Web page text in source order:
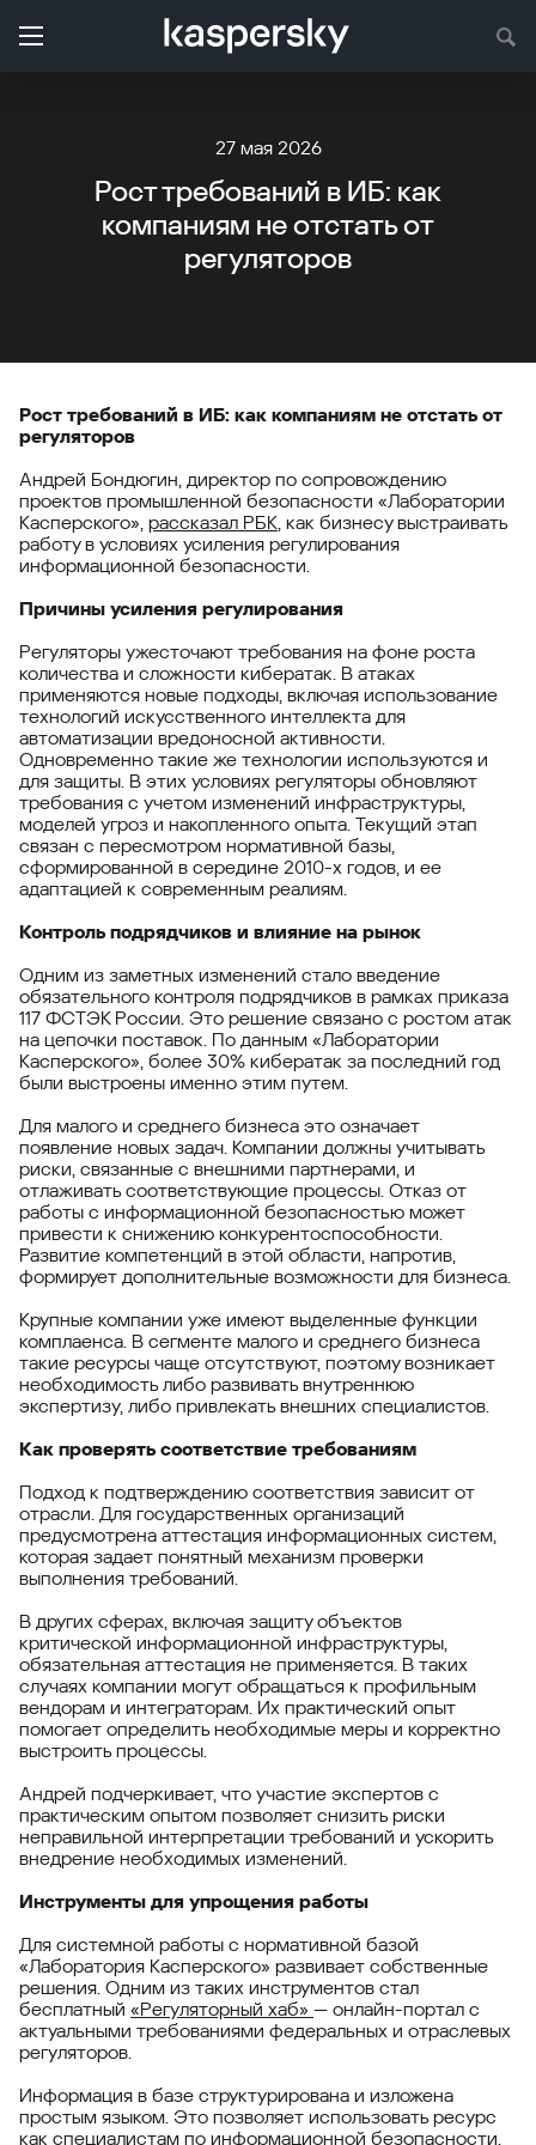
27 мая 2026
Рост требований в ИБ: как
компаниям не отстать от
регуляторов
Рост требований в ИБ: как компаниям не отстать от
регуляторов
Андрей Бондюгин, директор по сопровождению
проектов промышленной безопасности «Лаборатории
Касперского», рассказал РБК, как бизнесу выстраивать
работу в условиях усиления регулирования
информационной безопасности.
Причины усиления регулирования
Регуляторы ужесточают требования на фоне роста
количества и сложности кибератак. В атаках
применяются новые подходы, включая использование
технологий искусственного интеллекта для
автоматизации вредоносной активности.
Одновременно такие же технологии используются и
для защиты. В этих условиях регуляторы обновляют
требования с учетом изменений инфраструктуры,
моделей угроз и накопленного опыта. Текущий этап
связан с пересмотром нормативной базы,
сформированной в середине 2010-х годов, и ее
адаптацией к современным реалиям.
Контроль подрядчиков и влияние на рынок
Одним из заметных изменений стало введение
обязательного контроля подрядчиков в рамках приказа
117 ФСТЭК России. Это решение связано с ростом атак
на цепочки поставок. По данным «Лаборатории
Касперского», более 30% кибератак за последний год
были выстроены именно этим путем.
Для малого и среднего бизнеса это означает
появление новых задач. Компании должны учитывать
риски, связанные с внешними партнерами, и
отлаживать соответствующие процессы. Отказ от
работы с информационной безопасностью может
привести к снижению конкурентоспособности.
Развитие компетенций в этой области, напротив,
формирует дополнительные возможности для бизнеса.
Крупные компании уже имеют выделенные функции
комплаенса. В сегменте малого и среднего бизнеса
такие ресурсы чаще отсутствуют, поэтому возникает
необходимость либо развивать внутреннюю
экспертизу, либо привлекать внешних специалистов.
Как проверять соответствие требованиям
Подход к подтверждению соответствия зависит от
отрасли. Для государственных организаций
предусмотрена аттестация информационных систем,
которая задает понятный механизм проверки
выполнения требований.
В других сферах, включая защиту объектов
критической информационной инфраструктуры,
обязательная аттестация не применяется. В таких
случаях компании могут обращаться к профильным
вендорам и интеграторам. Их практический опыт
помогает определить необходимые меры и корректно
выстроить процессы.
Андрей подчеркивает, что участие экспертов с
практическим опытом позволяет снизить риски
неправильной интерпретации требований и ускорить
внедрение необходимых изменений.
Инструменты для упрощения работы
Для системной работы с нормативной базой
«Лаборатория Касперского» развивает собственные
решения. Одним из таких инструментов стал
бесплатный «Регуляторный хаб» — онлайн-портал с
актуальными требованиями федеральных и отраслевых
регуляторов.
Информация в базе структурирована и изложена
простым языком. Это позволяет использовать ресурс
как специалистам по информационной безопасности,